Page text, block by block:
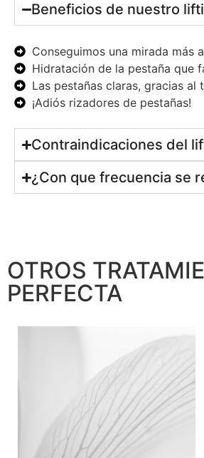
Beneficios de nuestro
Conseguimos una mirada más
Hidratación de la pestaña que
Las pestañas claras, gracias
¡Adiós rizadores de pestañas!
Contraindicaciones del
¿Con que frecuencia se
OTROS
PERFECTA